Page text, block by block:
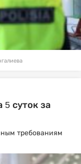
5 суток за
требованиям